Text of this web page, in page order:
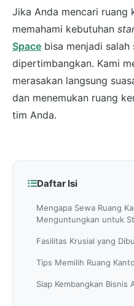
Jika Anda mencari ruang
memahami kebutuhan
Space bisa menjadi
dipertimbangkan. Kami
merasakan langsung
dan menemukan ruang
tim Anda.
Daftar Isi
Mengapa Sewa Ruang
Menguntungkan untuk
Fasilitas Krusial yang
Tips Memilih Ruang
Siap Kembangkan Bisnis